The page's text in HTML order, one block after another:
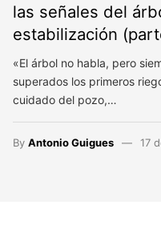
las señales del
estabilización
«El árbol no habla, pero
superados los primeros
cuidado del pozo,…
By Antonio Guigues 17